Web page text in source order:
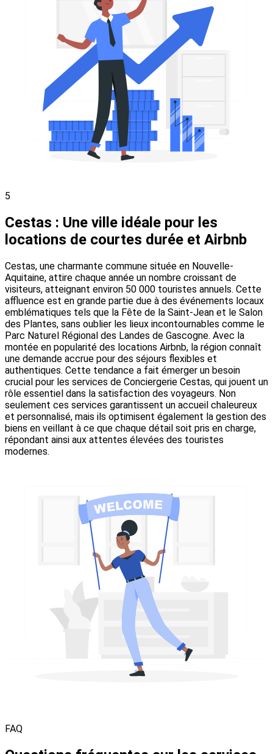
5
Cestas : Une ville idéale pour les
locations de courtes durée et Airbnb
Cestas, une charmante commune située en Nouvelle-
Aquitaine, attire chaque année un nombre croissant de
visiteurs, atteignant environ 50 000 touristes annuels. Cette
affluence est en grande partie due à des événements locaux
emblématiques tels que la Fête de la Saint-Jean et le Salon
des Plantes, sans oublier les lieux incontournables comme le
Parc Naturel Régional des Landes de Gascogne. Avec la
montée en popularité des locations Airbnb, la région connaît
une demande accrue pour des séjours flexibles et
authentiques. Cette tendance a fait émerger un besoin
crucial pour les services de Conciergerie Cestas, qui jouent un
rôle essentiel dans la satisfaction des voyageurs. Non
seulement ces services garantissent un accueil chaleureux
et personnalisé, mais ils optimisent également la gestion des
biens en veillant à ce que chaque détail soit pris en charge,
répondant ainsi aux attentes élevées des touristes
modernes.
FAQ